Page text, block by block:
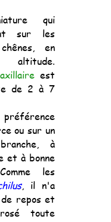
qui
sur les
en
axillaireest
de 2 à 7
ou sur un
à
et à bonne
les
, il n'a
repos et
toute